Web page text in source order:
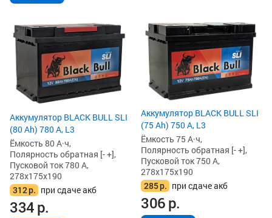
Аккумулятор BLACK BULL SLI
(80 Ah) 780 А, L3
Ёмкость 80 А·ч,
Полярность обратная [- +],
Пусковой ток 780 А,
278x175x190
312р. при сдаче акб
334р.
Аккумулятор BLACK BULL SLI
(75 Ah) 750 А, L3
Ёмкость 75 А·ч,
Полярность обратная [- +],
Пусковой ток 750 А,
278x175x190
285р. при сдаче акб
306р.